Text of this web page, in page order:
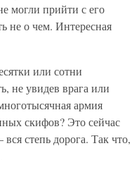
могли прийти с его
не о чем. Интересная
или сотни
не увидев врага или
армия
скифов? Это сейчас
степь дорога. Так что,